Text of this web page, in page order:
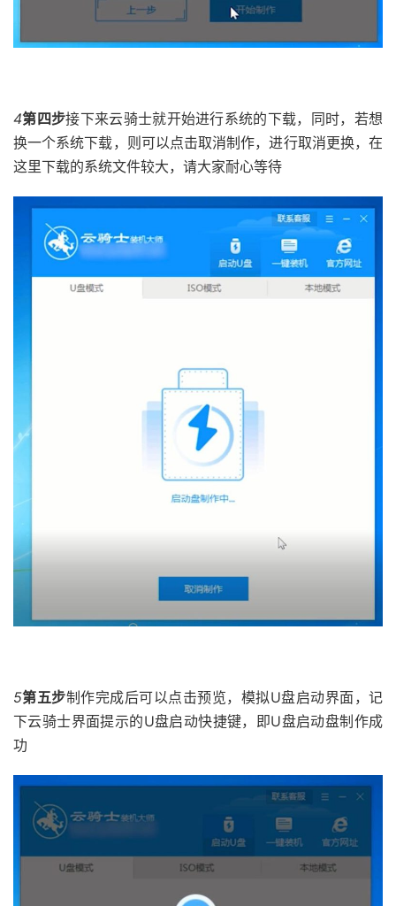
4第四步接下来云骑士就开始进行系统的下载，同时，若想
换一个系统下载，则可以点击取消制作，进行取消更换，在
这里下载的系统文件较大，请大家耐心等待
5第五步制作完成后可以点击预览，模拟U盘启动界面，记
下云骑士界面提示的U盘启动快捷键，即U盘启动盘制作成
功